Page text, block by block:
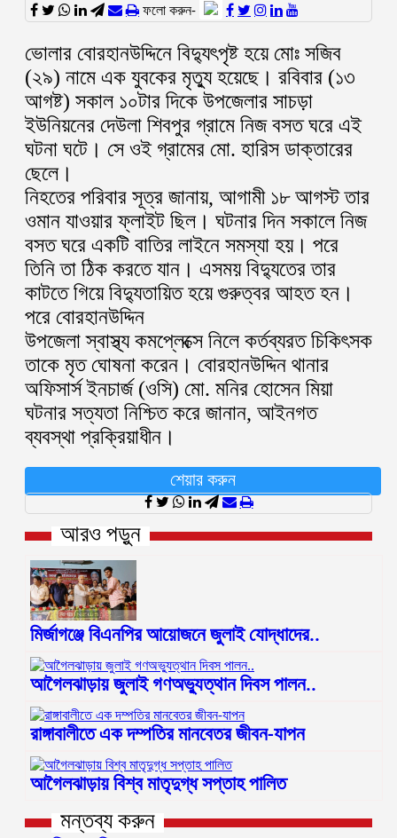
ফলো করুন-
ভোলার বোরহানউদ্দিনে বিদ্যুৎপৃষ্ট হয়ে মোঃ সজিব
(২৯) নামে এক যুবকের মৃত্যু হয়েছে। রবিবার (১৩
আগষ্ট) সকাল ১০টার দিকে উপজেলার সাচড়া
ইউনিয়নের দেউলা শিবপুর গ্রামে নিজ বসত ঘরে এই
ঘটনা ঘটে। সে ওই গ্রামের মো. হারিস ডাক্তারের
ছেলে।
নিহতের পরিবার সূত্র জানায়, আগামী ১৮ আগস্ট তার
ওমান যাওয়ার ফ্লাইট ছিল। ঘটনার দিন সকালে নিজ
বসত ঘরে একটি বাতির লাইনে সমস্যা হয়। পরে
তিনি তা ঠিক করতে যান। এসময় বিদ্যুতের তার
কাটতে গিয়ে বিদ্যুতায়িত হয়ে গুরুত্বর আহত হন।
পরে বোরহানউদ্দিন
উপজেলা স্বাস্থ্য কমপ্লেক্সে নিলে কর্তব্যরত চিকিৎসক
তাকে মৃত ঘোষনা করেন। বোরহানউদ্দিন থানার
অফিসার্স ইনচার্জ (ওসি) মো. মনির হোসেন মিয়া
ঘটনার সত্যতা নিশ্চিত করে জানান, আইনগত
ব্যবস্থা প্রক্রিয়াধীন।
শেয়ার করুন
আরও পড়ুন
মির্জাগঞ্জে বিএনপির আয়োজনে জুলাই যোদ্ধাদের..
আগৈলঝাড়ায় জুলাই গণঅভ্যুত্থান দিবস পালন..
রাঙ্গাবালীতে এক দম্পতির মানবেতর জীবন-যাপন
আগৈলঝাড়ায় বিশ্ব মাতৃদুগ্ধ সপ্তাহ পালিত
মন্তব্য করুন